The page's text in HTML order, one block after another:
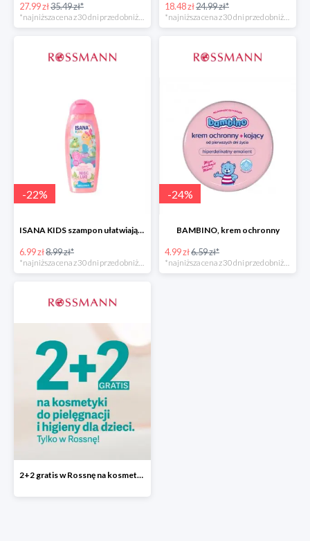
27.99 zł35.49 zł*
*najniższa cena z 30 dni przed obniżką
18.48 zł24.99 zł*
*najniższa cena z 30 dni przed obniżką
-22%
ISANA KIDS szampon ułatwiający rozczesywanie 200 ml
6.99 zł8.99 zł*
-24%
BAMBINO, krem ochronny
4.99 zł6.59 zł*
2+2 gratis w Rossnę na kosmetyki do pielęgnacji i higieny dla dzieci